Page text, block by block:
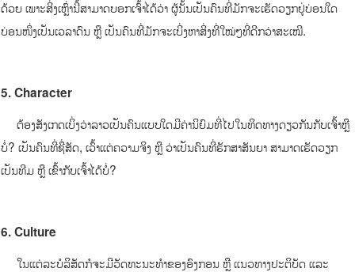
ດ້ວຍ ເພາະສິ່ງເຫຼົ່ານີ້ສາມາດບອກເຈົ້າໄດ້ວ່າ ຜູ້ນັ້ນເປັນຄົນທີ່ມັກຈະເຮັດວຽກຢູ່ບ່ອນໃດ
ບ່ອນໜຶ່ງເປັນເວລາດົນ ຫຼື ເປັນຄົນທີ່ມັກຈະເບິ່ງຫາສິ່ງທີ່ໃໝ່ໆທີ່ດີກວ່າສະເໝີ.
5. Character
ຕ້ອງສັງເກດເບິ່ງວ່າລາວເປັນຄົນແບບໃດມີຄ່ານິຍົມທີ່ໄປໃນທິດທາງດຽວກັນກັບເຈົ້າຫຼື
ບໍ່? ເປັນຄົນທີ່ຊື່ສັດ, ເວົ້າແຕ່ຄວາມຈິງ ຫຼື ວ່າເປັນຄົນທີ່ຮັກສາສັນຍາ ສາມາດເຮັດວຽກ
ເປັນທີມ ຫຼື ເຂົ້າກັບເຈົ້າໄດ້ບໍ່?
6. Culture
ໃນແຕ່ລະບໍລິສັດກໍຈະມີວັດທະນະທໍາຂອງອົງກອນ ຫຼື ແນວທາງປະຕິບັດ ແລະ